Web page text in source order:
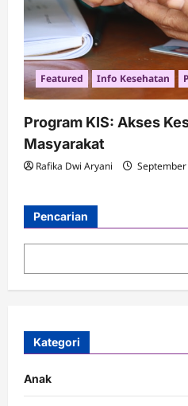
Featured Info Kesehatan
Program KIS: Akses
Masyarakat
Rafika Dwi Aryani
Pencarian
Kategori
Anak